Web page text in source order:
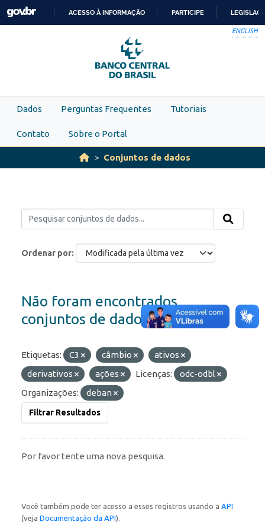
Skip to main content
PARA
O
CONTEÚDO
ACESSO À INFORMAÇÃO PARTICIPE
ENGLISH
Dados Perguntas Frequentes Tutoriais
Contato Sobre o Portal
Conjuntos de dados
Ordenar por
Não foram encontrados
conjuntos de dados
Etiquetas: C3 câmbio
ativos
derivativos
ações Licenças:
odc-odbl
Organizações:
deban
Filtrar Resultados
Por favor tente uma nova pesquisa.
Você também pode ter acesso a esses registros usando a API
(veja Documentação da API).